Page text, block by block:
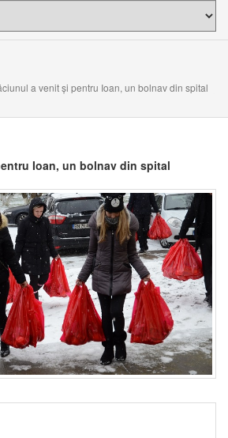
a venit și pentru Ioan, un bolnav din spital
Ioan, un bolnav din spital